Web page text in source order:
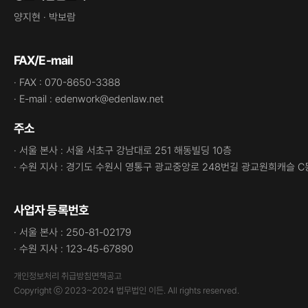
양지현 · 박보람
FAX/E-mail
· FAX : 070-8650-3388
· E-mail : edenwork@edenlaw.net
주소
· 서울 본사 : 서울 서초구 강남대로 251 해동빌딩 10층
· 수원 지사 : 경기도 수원시 영통구 광교중앙로 248번길 광교원희캐슬
사업자 등록번호
· 서울 본사 : 250-81-02179
· 수원 지사 : 123-45-67890
개인정보처리 취급방침면책공고
Copyright ⓒ 2023~2024 법무법인 이든. All rights reserved.